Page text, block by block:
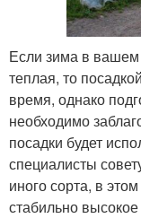
Если зима в вашем
теплая, то
время, однако
необходимо
посадки будет
специалисты
иного сорта, в
стабильно